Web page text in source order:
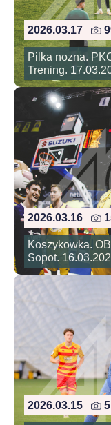
2026.03.17
Pilka nozna.
Trening.
2026.03.16
Koszykowka.
Sopot.
2026.03.15